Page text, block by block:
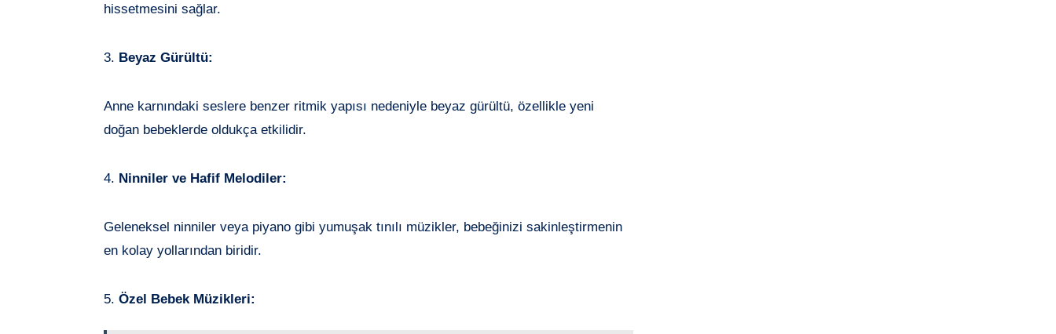
hissetmesini sağlar.
3. Beyaz Gürültü:
Anne karnındaki seslere benzer ritmik yapısı nedeniyle beyaz gürültü, özellikle yeni
doğan bebeklerde oldukça etkilidir.
4. Ninniler ve Hafif Melodiler:
Geleneksel ninniler veya piyano gibi yumuşak tınılı müzikler, bebeğinizi sakinleştirmenin
en kolay yollarından biridir.
5. Özel Bebek Müzikleri: